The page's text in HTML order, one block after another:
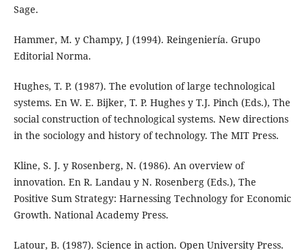
Sage.
Hammer, M. y Champy, J (1994). Reingeniería. Grupo
Editorial Norma.
Hughes, T. P. (1987). The evolution of large technological
systems. En W. E. Bijker, T. P. Hughes y T.J. Pinch (Eds.), The
social construction of technological systems. New directions
in the sociology and history of technology. The MIT Press.
Kline, S. J. y Rosenberg, N. (1986). An overview of
innovation. En R. Landau y N. Rosenberg (Eds.), The
Positive Sum Strategy: Harnessing Technology for Economic
Growth. National Academy Press.
Latour, B. (1987). Science in action. Open University Press.